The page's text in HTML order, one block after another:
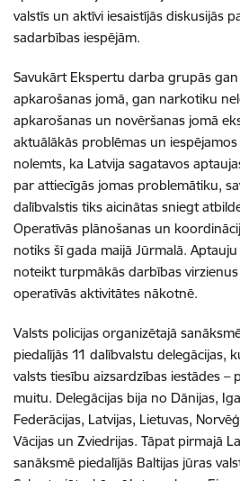
valstīs un aktīvi iesaistījās diskusijās
sadarbības iespējām.
Savukārt Ekspertu darba grupās
apkarošanas jomā, gan narkotiku
apkarošanas un novēršanas jomā
aktuālākās problēmas un
nolemts, ka Latvija sagatavos
par attiecīgās jomas problemātiku,
dalībvalstis tiks aicinātas sniegt
Operatīvās plānošanas un
notiks šī gada maijā Jūrmalā.
noteikt turpmākās darbības
operatīvās aktivitātes nākotnē.
Valsts policijas organizētajā
piedalījās 11 dalībvalstu delegācijas,
valsts tiesību aizsardzības iestādes –
muitu. Delegācijas bija no Dānijas,
Federācijas, Latvijas, Lietuvas,
Vācijas un Zviedrijas. Tāpat pirmajā
sanāksmē piedalījās Baltijas jūras